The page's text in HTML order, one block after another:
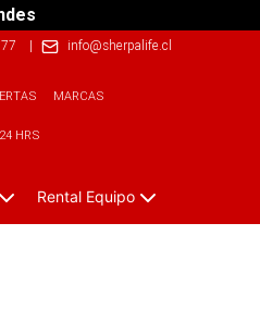
| info@sherpalife.cl
MARCAS
HRS
Rental Equipo